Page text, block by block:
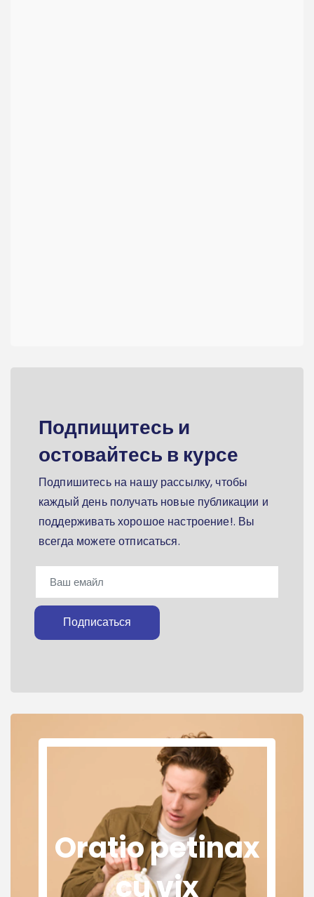
Подпищитесь и
остовайтесь в курсе
Подпишитесь на нашу рассылку, чтобы
каждый день получать новые публикации и
поддерживать хорошое настроение!. Вы
всегда можете отписаться.
Подписаться
Oratio petinax
cu vix